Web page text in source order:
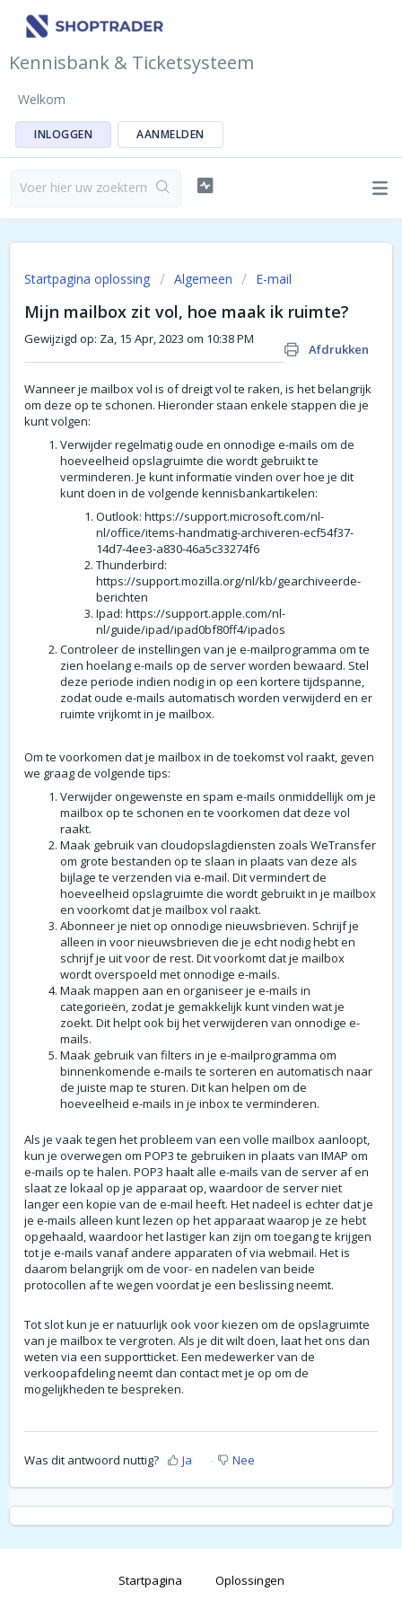
Kennisbank & Ticketsysteem
Welkom
INLOGGEN AANMELDEN
Startpagina oplossing Algemeen E-mail
Mijn mailbox zit vol, hoe maak ik ruimte?
Afdrukken
Gewijzigd op: Za, 15 Apr, 2023 om 10:38 PM
Wanneer je mailbox vol is of dreigt vol te raken, is het belangrijk
om deze op te schonen. Hieronder staan enkele stappen die je
kunt volgen:
Verwijder regelmatig oude en onnodige e-mails om de
hoeveelheid opslagruimte die wordt gebruikt te
verminderen. Je kunt informatie vinden over hoe je dit
kunt doen in de volgende kennisbankartikelen:
Outlook: https://support.microsoft.com/nl-
nl/office/items-handmatig-archiveren-ecf54f37-
14d7-4ee3-a830-46a5c33274f6
Thunderbird:
https://support.mozilla.org/nl/kb/gearchiveerde-
berichten
Ipad: https://support.apple.com/nl-
nl/guide/ipad/ipad0bf80ff4/ipados
Controleer de instellingen van je e-mailprogramma om te
zien hoelang e-mails op de server worden bewaard. Stel
deze periode indien nodig in op een kortere tijdspanne,
zodat oude e-mails automatisch worden verwijderd en er
ruimte vrijkomt in je mailbox.
Om te voorkomen dat je mailbox in de toekomst vol raakt, geven
we graag de volgende tips:
Verwijder ongewenste en spam e-mails onmiddellijk om je
mailbox op te schonen en te voorkomen dat deze vol
raakt.
Maak gebruik van cloudopslagdiensten zoals WeTransfer
om grote bestanden op te slaan in plaats van deze als
bijlage te verzenden via e-mail. Dit vermindert de
hoeveelheid opslagruimte die wordt gebruikt in je mailbox
en voorkomt dat je mailbox vol raakt.
Abonneer je niet op onnodige nieuwsbrieven. Schrijf je
alleen in voor nieuwsbrieven die je echt nodig hebt en
schrijf je uit voor de rest. Dit voorkomt dat je mailbox
wordt overspoeld met onnodige e-mails.
Maak mappen aan en organiseer je e-mails in
categorieën, zodat je gemakkelijk kunt vinden wat je
zoekt. Dit helpt ook bij het verwijderen van onnodige e-
mails.
Maak gebruik van filters in je e-mailprogramma om
binnenkomende e-mails te sorteren en automatisch naar
de juiste map te sturen. Dit kan helpen om de
hoeveelheid e-mails in je inbox te verminderen.
Als je vaak tegen het probleem van een volle mailbox aanloopt,
kun je overwegen om POP3 te gebruiken in plaats van IMAP om
e-mails op te halen. POP3 haalt alle e-mails van de server af en
slaat ze lokaal op je apparaat op, waardoor de server niet
langer een kopie van de e-mail heeft. Het nadeel is echter dat je
je e-mails alleen kunt lezen op het apparaat waarop je ze hebt
opgehaald, waardoor het lastiger kan zijn om toegang te krijgen
tot je e-mails vanaf andere apparaten of via webmail. Het is
daarom belangrijk om de voor- en nadelen van beide
protocollen af te wegen voordat je een beslissing neemt.
Tot slot kun je er natuurlijk ook voor kiezen om de opslagruimte
van je mailbox te vergroten. Als je dit wilt doen, laat het ons dan
weten via een supportticket. Een medewerker van de
verkoopafdeling neemt dan contact met je op om de
mogelijkheden te bespreken.
Was dit antwoord nuttig? Ja Nee
Startpagina Oplossingen